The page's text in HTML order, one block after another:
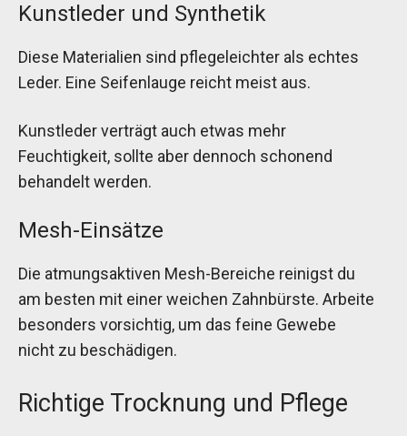
Kunstleder und Synthetik
Diese Materialien sind pflegeleichter als echtes
Leder. Eine Seifenlauge reicht meist aus.
Kunstleder verträgt auch etwas mehr
Feuchtigkeit, sollte aber dennoch schonend
behandelt werden.
Mesh-Einsätze
Die atmungsaktiven Mesh-Bereiche reinigst du
am besten mit einer weichen Zahnbürste. Arbeite
besonders vorsichtig, um das feine Gewebe
nicht zu beschädigen.
Richtige Trocknung und Pflege